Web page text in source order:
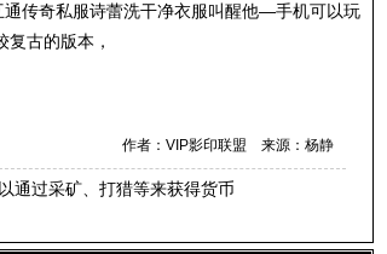
传奇私服诗蕾洗干净衣服叫醒他—手机可以玩
古的版本，
作者：VIP影印联盟 来源：杨静
通过采矿、打猎等来获得货币